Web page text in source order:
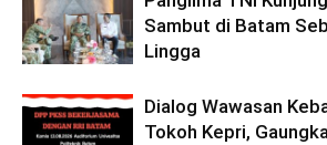
Sambut di Batam
Lingga
Dialog Wawasan
Tokoh Kepri,